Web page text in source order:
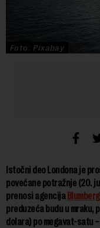
Foto: Pixabay
Istočni deo Londona je
povećane potražnje (20.
prenosi agencija Blumberg
preduzeća budu u mraku,
dolara) po megavat-satu